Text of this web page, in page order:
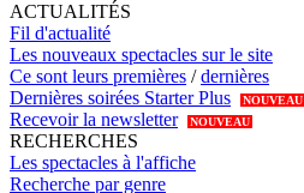
ACTUALITÉS
Fil d'actualité
Les nouveaux spectacles sur le site
Ce sont leurs premières /dernières
Dernières soirées Starter Plus
NOUVEAU
Recevoir la newsletter NOUVEAU
RECHERCHES
Les spectacles à l'affiche
Recherche par genre